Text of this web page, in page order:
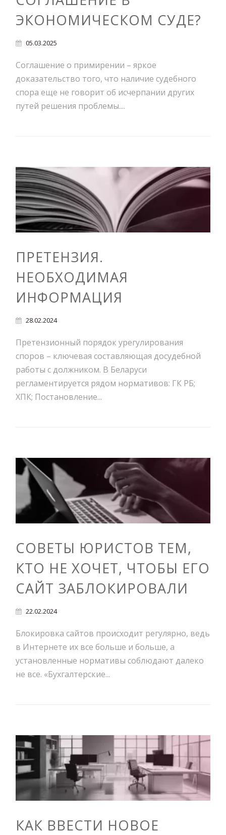
ЭКОНОМИЧЕСКОМ СУДЕ?
05.03.2025
Соглашение о примирении – яркое
доказательство того, что наличие судебного
спора еще не говорит об исчерпании других
путей решения проблемы....
ПРЕТЕНЗИЯ.
НЕОБХОДИМАЯ
ИНФОРМАЦИЯ
28.02.2024
Претензионный порядок урегулирования
споров – ключевая составляющая досудебной
работы с должником. В Беларуси
регламентируется рядом нормативов: ГК РБ;
ХПК; Постановление...
СОВЕТЫ ЮРИСТОВ ТЕМ,
КТО НЕ ХОЧЕТ, ЧТОБЫ ЕГО
САЙТ ЗАБЛОКИРОВАЛИ
22.02.2024
Блокировка сайтов происходит регулярно, ведь
в Интернете их все больше и больше, а
установленные нормативы соблюдают далеко
не все. «Бухгалтерские...
КАК ВВЕСТИ НОВОЕ